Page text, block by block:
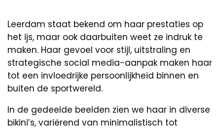
Leerdam staat bekend om haar prestaties op
het ijs, maar ook daarbuiten weet ze indruk te
maken. Haar gevoel voor stijl, uitstraling en
strategische social media-aanpak maken haar
tot een invloedrijke persoonlijkheid binnen en
buiten de sportwereld.
In de gedeelde beelden zien we haar in diverse
bikini’s, variërend van minimalistisch tot